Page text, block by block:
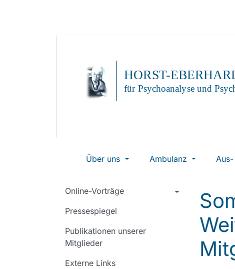
Über uns Ambulanz
Online-Vorträge
Pressespiegel
Publikationen unserer
Mitglieder
Externe Links